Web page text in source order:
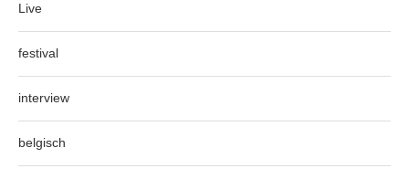
Live
festival
interview
belgisch